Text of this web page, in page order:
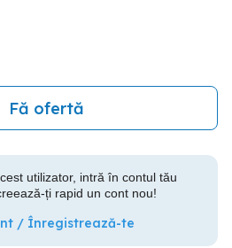
Fă ofertă
utilizator, intră în contul tău
ți rapid un cont nou!
/ Înregistrează-te